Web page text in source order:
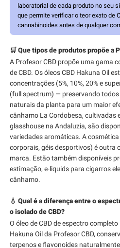
laboratorial de cada produto no seu
que permite verificar o teor exato de
cannabinoides antes de qualquer
🛒 Que tipos de produtos propõe a
A Profesor CBD propõe uma gama
de CBD. Os óleos CBD Hakuna Oil
concentrações (5%, 10%, 20% e
(full spectrum) — preservando
naturais da planta para um maior
cânhamo La Cordobesa, cultivadas
glasshouse na Andaluzia, são
variedades aromáticas. A cosmética
corporais, géis desportivos) é outra
marca. Estão também disponíveis
estimação, e-liquids para cigarros
cânhamo.
💧 Qual é a diferença entre o
o isolado de CBD?
O óleo de CBD de espectro
Hakuna Oil da Profesor CBD,
terpenos e flavonoides